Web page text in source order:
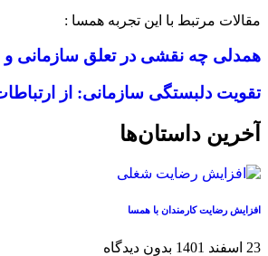
مقالات مرتبط با این تجربه همسا :
همدلی چه نقشی در تعلق سازمانی و
تقویت دلبستگی سازمانی: از ارتباطات
آخرین داستان‌ها
افزایش رضایت کارمندان با همسا
23 اسفند 1401 بدون دیدگاه